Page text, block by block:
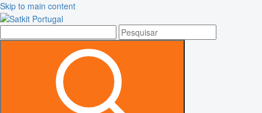
Skip to main content